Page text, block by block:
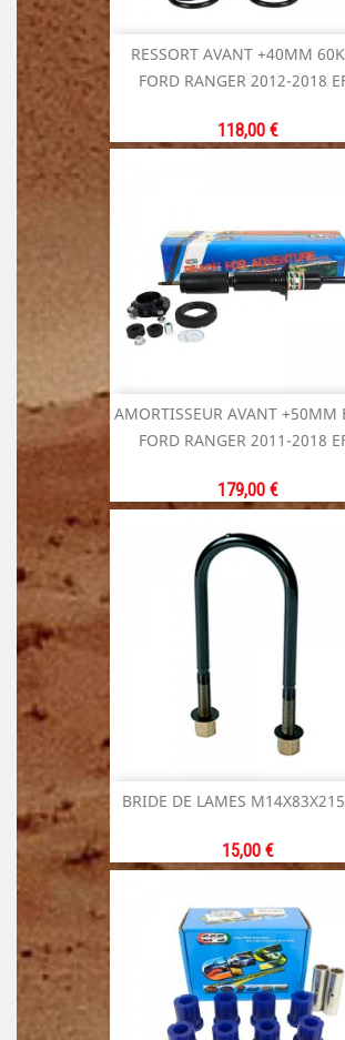
RESSORT AVANT +40MM
FORD RANGER 2012-2018
Prix
118,00 €
AMORTISSEUR AVANT +50MM
FORD RANGER 2011-2018
Prix
179,00 €
BRIDE DE LAMES M14X83X215
Prix
15,00 €